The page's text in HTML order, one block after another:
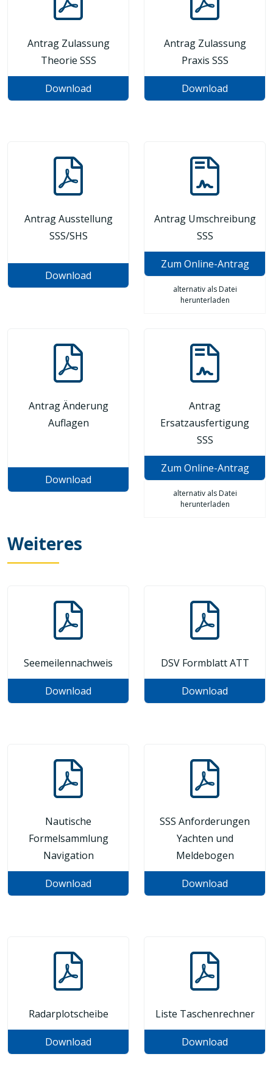
Antrag Zulassung
Theorie SSS
Download
Antrag Zulassung
Praxis SSS
Download
Antrag Ausstellung
SSS/SHS
Download
Antrag Umschreibung
SSS
Zum Online-Antrag
alternativ als Datei
herunterladen
Antrag Änderung
Auflagen
Download
Antrag
Ersatzausfertigung
SSS
Zum Online-Antrag
alternativ als Datei
herunterladen
Weiteres
Seemeilennachweis
Download
DSV Formblatt ATT
Download
Nautische
Formelsammlung
Navigation
Download
SSS Anforderungen
Yachten und
Meldebogen
Download
Radarplotscheibe
Download
Liste Taschenrechner
Download